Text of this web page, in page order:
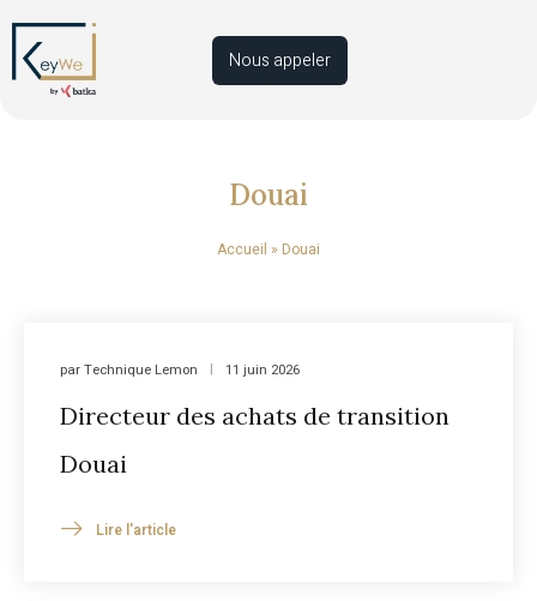
Nous appeler
Douai
Accueil » Douai
parTechnique Lemon 11 juin 2026
Directeur des achats de transition
Douai
Lire l'article